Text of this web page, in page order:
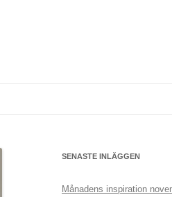
SENASTE INLÄGGEN
Månadens inspiration